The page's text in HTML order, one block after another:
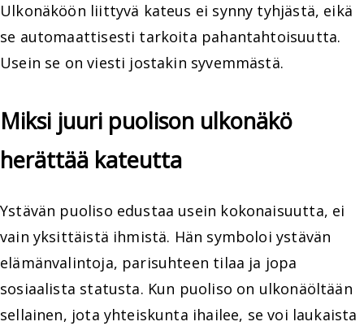
Ulkonäköön liittyvä kateus ei synny tyhjästä, eikä
se automaattisesti tarkoita pahantahtoisuutta.
Usein se on viesti jostakin syvemmästä.
Miksi juuri puolison ulkonäkö
herättää kateutta
Ystävän puoliso edustaa usein kokonaisuutta, ei
vain yksittäistä ihmistä. Hän symboloi ystävän
elämänvalintoja, parisuhteen tilaa ja jopa
sosiaalista statusta. Kun puoliso on ulkonäöltään
sellainen, jota yhteiskunta ihailee, se voi laukaista